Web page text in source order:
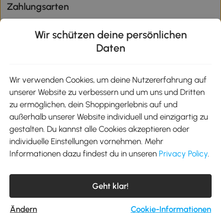
Zahlungsarten
Aosom-App
Google Play
Tel.: +49 40 87408465
kontakt@aosom.de
Telefonservice Mo.-Fr. 9:00-17:30 Uhr
MH Handel GmbH, Wendenstraße 309, 20537 Hamburg
Wir schützen deine persönlichen
Daten
Wir verwenden Cookies, um deine Nutzererfahrung auf
unserer Website zu verbessern und um uns und Dritten
zu ermöglichen, dein Shoppingerlebnis auf und
außerhalb unserer Website individuell und einzigartig zu
gestalten. Du kannst alle Cookies akzeptieren oder
individuelle Einstellungen vornehmen. Mehr
Informationen dazu findest du in unseren Privacy Policy.
Geht klar!
Ändern Cookie-Informationen